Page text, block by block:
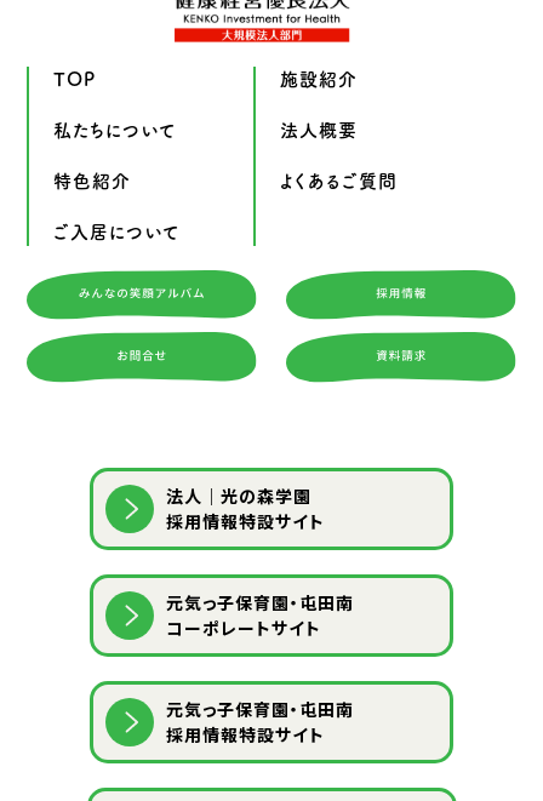
TOP
私たちについて
特色紹介
ご入居について
施設紹介
法人概要
よくあるご質問
法人｜光の森学園
採用情報特設サイト
元気っ子保育園・屯田南
コーポレートサイト
元気っ子保育園・屯田南
採用情報特設サイト